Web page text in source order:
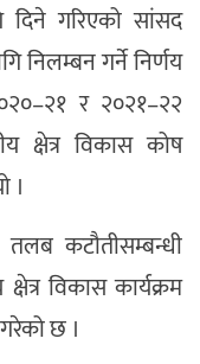
दिने गरिएको सांसद
निलम्बन गर्ने निर्णय
र २०२१–२२
क्षेत्र विकास कोष
।
तलब कटौतीसम्बन्धी
विकास कार्यक्रम
छ ।